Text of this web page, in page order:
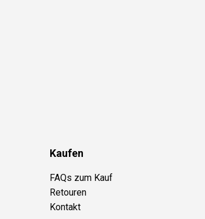
Kaufen
FAQs zum Kauf
Retouren
Kontakt